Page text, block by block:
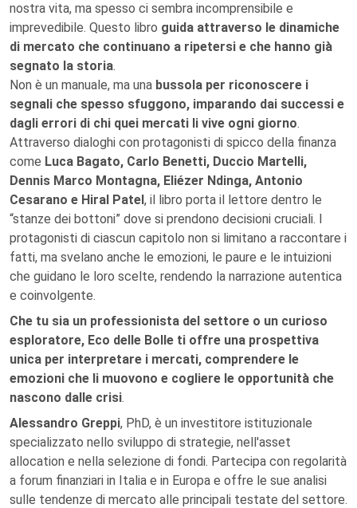
nostra vita, ma spesso ci sembra incomprensibile e
imprevedibile. Questo libro guida attraverso le dinamiche
di mercato che continuano a ripetersi e che hanno già
segnato la storia.
Non è un manuale, ma una bussola per riconoscere i
segnali che spesso sfuggono, imparando dai successi e
dagli errori di chi quei mercati li vive ogni giorno.
Attraverso dialoghi con protagonisti di spicco della finanza
come Luca Bagato, Carlo Benetti, Duccio Martelli,
Dennis Marco Montagna, Eliézer Ndinga, Antonio
Cesarano e Hiral Patel, il libro porta il lettore dentro le
“stanze dei bottoni” dove si prendono decisioni cruciali. I
protagonisti di ciascun capitolo non si limitano a raccontare i
fatti, ma svelano anche le emozioni, le paure e le intuizioni
che guidano le loro scelte, rendendo la narrazione autentica
e coinvolgente.
Che tu sia un professionista del settore o un curioso
esploratore, Eco delle Bolle ti offre una prospettiva
unica per interpretare i mercati, comprendere le
emozioni che li muovono e cogliere le opportunità che
nascono dalle crisi.
Alessandro Greppi, PhD, è un investitore istituzionale
specializzato nello sviluppo di strategie, nell'asset
allocation e nella selezione di fondi. Partecipa con regolarità
a forum finanziari in Italia e in Europa e offre le sue analisi
sulle tendenze di mercato alle principali testate del settore.